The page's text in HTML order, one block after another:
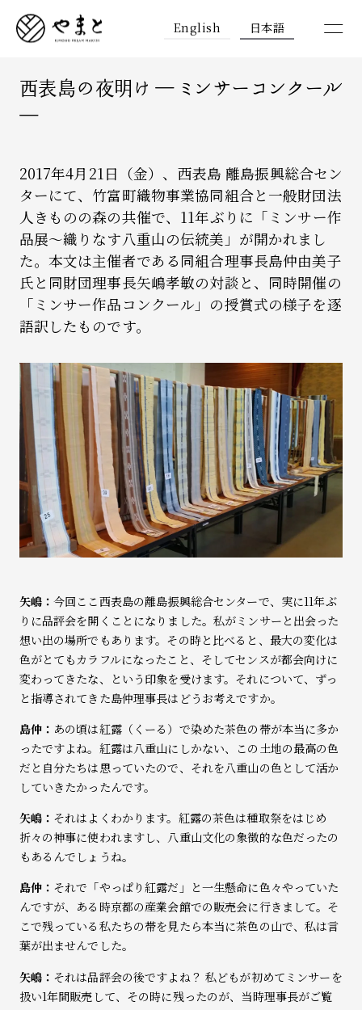
English 日本語
西表島の夜明け ― ミンサーコンクール
―
2017年4月21日（金）、西表島 離島振興総合セン
ターにて、竹富町織物事業協同組合と一般財団法
人きものの森の共催で、11年ぶりに「ミンサー作
品展～織りなす八重山の伝統美」が開かれまし
た。本文は主催者である同組合理事長島仲由美子
氏と同財団理事長矢嶋孝敏の対談と、同時開催の
「ミンサー作品コンクール」の授賞式の様子を逐
語訳したものです。
矢嶋：今回ここ西表島の離島振興総合センターで、実に11年ぶ
りに品評会を開くことになりました。私がミンサーと出会った
想い出の場所でもあります。その時と比べると、最大の変化は
色がとてもカラフルになったこと、そしてセンスが都会向けに
変わってきたな、という印象を受けます。それについて、ずっ
と指導されてきた島仲理事長はどうお考えですか。
島仲： あの頃は紅露（くーる）で染めた茶色の帯が本当に多か
ったですよね。紅露は八重山にしかない、この土地の最高の色
だと自分たちは思っていたので、それを八重山の色として活か
していきたかったんです。
矢嶋： それはよくわかります。紅露の茶色は種取祭をはじめ
折々の神事に使われますし、八重山文化の象徴的な色だったの
もあるんでしょうね。
島仲： それで「やっぱり紅露だ」と一生懸命に色々やっていた
んですが、ある時京都の産業会館での販売会に行きまして。そ
こで残っている私たちの帯を見たら本当に茶色の山で、私は言
葉が出ませんでした。
矢嶋： それは品評会の後ですよね？ 私どもが初めてミンサーを
扱い1年間販売して、その時に残ったのが、当時理事長がご覧